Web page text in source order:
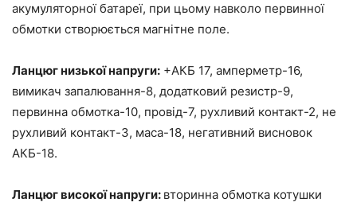
акумуляторної батареї, при цьому навколо первинної
обмотки створюється магнітне поле.
Ланцюг низької напруги: +АКБ 17, амперметр-16,
вимикач запалювання-8, додатковий резистр-9,
первинна обмотка-10, провід-7, рухливий контакт-2, не
рухливий контакт-3, маса-18, негативний висновок
АКБ-18.
Ланцюг високої напруги: вторинна обмотка котушки